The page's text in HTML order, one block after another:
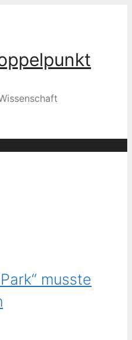
musste